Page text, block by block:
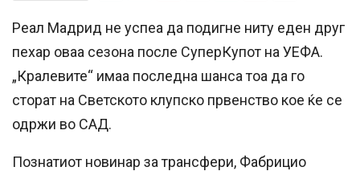
Реал Мадрид не успеа да подигне ниту еден друг
пехар оваа сезона после СуперКупот на УЕФА.
„Кралевите“ имаа последна шанса тоа да го
сторат на Светското клупско првенство кое ќе се
одржи во САД.
Познатиот новинар за трансфери, Фабрицио